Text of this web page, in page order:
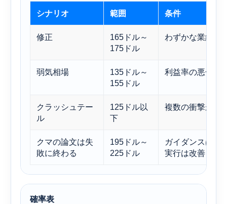
シナリオ 範囲 条件
修正
165ドル～
175ドル
わずかな業績不
弱気相場
135ドル～
155ドル
利益率の悪化と
クラッシュテー
ル
125ドル以
下
複数の衝撃が同
クマの論文は失
敗に終わる
195ドル～
225ドル
ガイダンスは保
実行は改善して
確率表